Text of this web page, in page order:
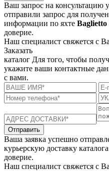
Ваш запрос на консультацию
отправили запрос для
информации по яхте Baglietto
доверие.
Наш специалист свяжется с
Заказать
каталог Для того, чтобы
укажите ваши контактные
с вами.
Отправить
Ваша заявка успешно
курьерскую доставку
доверие.
Наш специалист свяжется с